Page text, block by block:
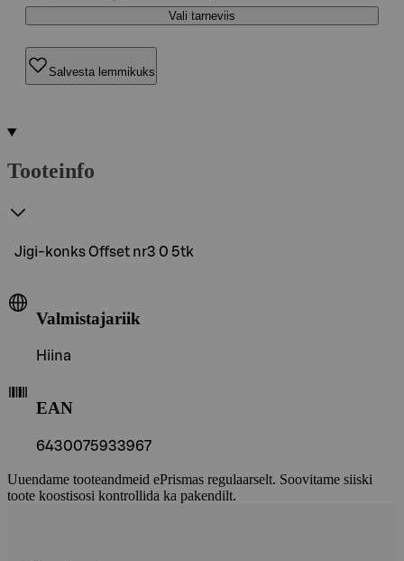
Vali tarneviis
Salvesta lemmikuks
Tooteinfo
Jigi-konks Offset nr3 0 5tk
Valmistajariik
Hiina
EAN
6430075933967
Uuendame tooteandmeid ePrismas regulaarselt. Soovitame siiski
toote koostisosi kontrollida ka pakendilt.